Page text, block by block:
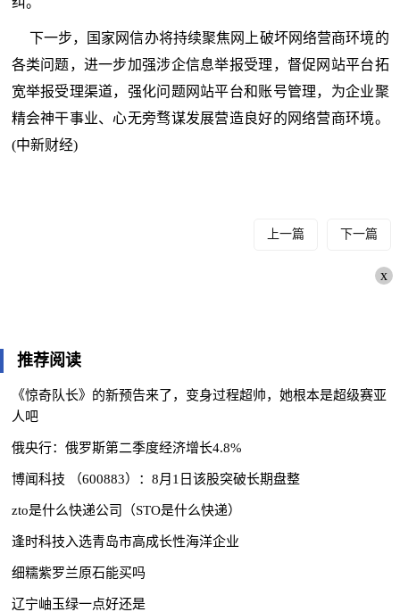
下一步，国家网信办将持续聚焦网上破坏网络营商环境的
各类问题，进一步加强涉企信息举报受理，督促网站平台拓
宽举报受理渠道，强化问题网站平台和账号管理，为企业聚
精会神干事业、心无旁骛谋发展营造良好的网络营商环境。
(中新财经)
上一篇 下一篇
x
推荐阅读
《惊奇队长》的新预告来了，变身过程超帅，她根本是超级赛亚
人吧
俄央行：俄罗斯第二季度经济增长4.8%
博闻科技 （600883）：8月1日该股突破长期盘整
zto是什么快递公司（STO是什么快递）
逢时科技入选青岛市高成长性海洋企业
细糯紫罗兰原石能买吗
辽宁岫玉绿一点好还是